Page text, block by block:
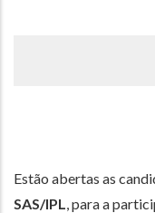
Estão abertas as
SAS/IPL
, para a